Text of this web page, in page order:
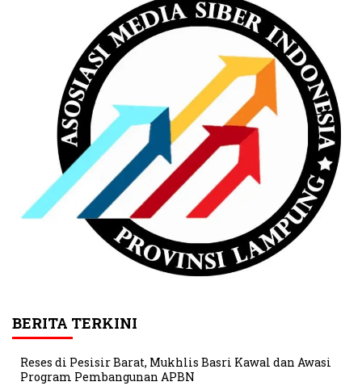
BERITA TERKINI
Reses di Pesisir Barat, Mukhlis Basri Kawal dan Awasi
Program Pembangunan APBN